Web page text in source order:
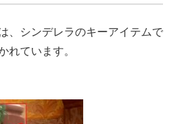
、シンデレラのキーアイテムで
れています。